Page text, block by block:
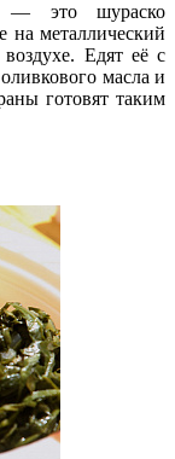
— это шураско
на металлический
Едят её с
масла и
готовят таким